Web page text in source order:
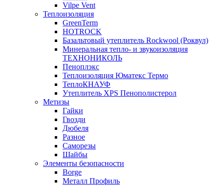
Vilpe Vent
Теплоизоляция
GreenTerm
HOTROCK
Базальтовый утеплитель Rockwool (Роквул)
Минеральная тепло- и звукоизоляция
ТЕХНОНИКОЛЬ
Пеноплэкс
Теплоизоляция Юматекс Термо
ТеплоКНАУФ
Утеплитель XPS Пенополистерол
Метизы
Гайки
Гвозди
Дюбеля
Разное
Саморезы
Шайбы
Элементы безопасности
Borge
Металл Профиль